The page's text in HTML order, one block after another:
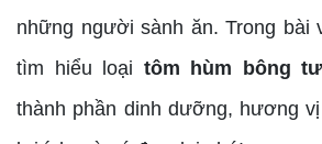
những người sành ăn. Trong bài
tìm hiểu loại tôm hùm bông
thành phần dinh dưỡng, hương